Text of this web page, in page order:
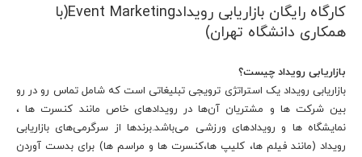
کارگاه رایگان بازاریابی رویدادEvent Marketing(با
همکاری دانشگاه تهران)
بازاریابی رویداد چیست؟
بازاریابی رویداد یک استراتژی ترویجی تبلیغاتی است که شامل تماس رو در رو
بین شرکت ها و مشتریان آن‌ها در رویدادهای خاص مانند کنسرت ها ،
نمایشگاه ها و رویدادهای ورزشی می‌باشد.برندها از سرگرمی‌های بازاریابی
رویداد (مانند فیلم ها، کلیپ ها،کنسرت ها و مراسم ها) برای بدست آوردن